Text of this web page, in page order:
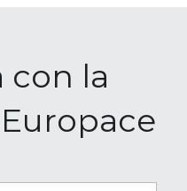
con la